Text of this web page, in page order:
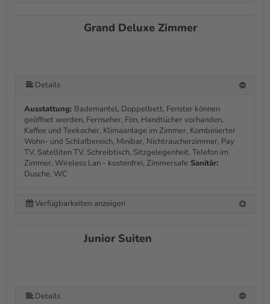
Grand Deluxe Zimmer
Details
Ausstattung: Bademantel, Doppelbett, Fenster können
geöffnet werden, Fernseher, Fön, Handtücher vorhanden,
Kaffee und Teekocher, Klimaanlage im Zimmer, Kombinierter
Wohn- und Schlafbereich, Minibar, Nichtraucherzimmer, Pay
TV, Satelliten TV, Schreibtisch, Sitzgelegenheit, Telefon im
Zimmer, Wireless Lan - kostenfrei, Zimmersafe Sanitär:
Dusche, WC
Verfügbarkeiten anzeigen
Junior Suiten
Details